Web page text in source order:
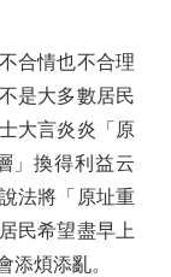
合情也不合理
是大多數居民
大言炎炎「原
」換得利益云
法將「原址重
民希望盡早上
添煩添亂。